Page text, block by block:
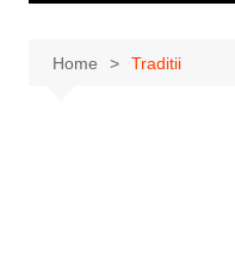
Home Traditii